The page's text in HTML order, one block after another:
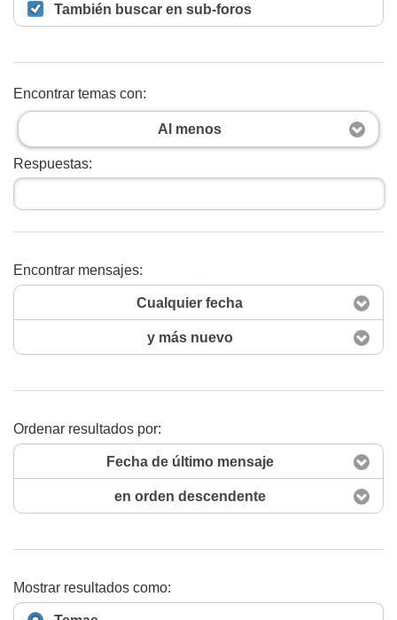
También buscar en sub-foros
Encontrar temas con:
Al menos
Respuestas:
Encontrar mensajes:
Cualquier fecha
y más nuevo
Ordenar resultados por:
Fecha de último mensaje
en orden descendente
Mostrar resultados como: